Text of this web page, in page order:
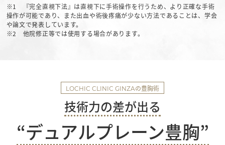
※1 『完全直視下法』は直視下に手術操作を行うため、より正確な手術
操作が可能であり、また出血や術後疼痛が少ない方法であることは、学会
や論文で発表しています。
※2 他院修正等では使用する場合があります。
LOCHIC CLINIC GINZAの豊胸術
技術力の差が出る
“デュアルプレーン豊胸”